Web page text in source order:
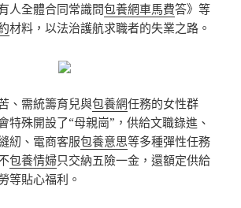
人全體合同常識問包養網車馬費答》等
材料，以法治護航求職者的失業之路。
、需統籌育兒與包養網任務的女性群
特殊開設了“母親崗”，供給文職錄進、
紉、電商客服包養意思等多種彈性任務
包養情婦只交納五險一金，還額定供給
等貼心福利。